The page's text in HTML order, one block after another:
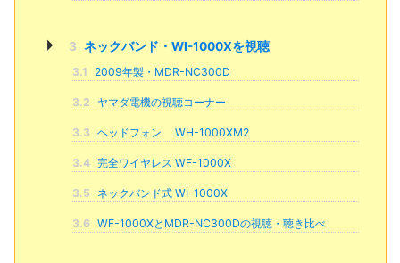
3 ネックバンド・WI-1000Xを視聴
3.1 2009年製・MDR-NC300D
3.2 ヤマダ電機の視聴コーナー
3.3 ヘッドフォン WH-1000XM2
3.4 完全ワイヤレス WF-1000X
3.5 ネックバンド式 WI-1000X
3.6 WF-1000XとMDR-NC300Dの視聴・聴き比べ